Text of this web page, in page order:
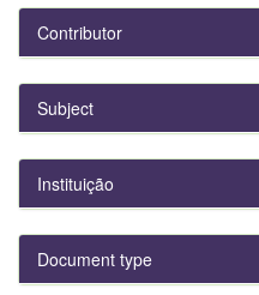
Contributor
Subject
Instituição
Document type